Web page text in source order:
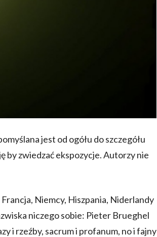
jest od ogółu do szczegółu
by zwiedzać ekspozycje. Autorzy nie
Niemcy, Hiszpania, Niderlandy
niczego sobie: Pieter Brueghel
i rzeźby, sacrum i profanum, no i fajny